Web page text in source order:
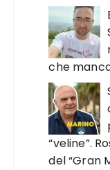
che
“veline”.
del “Gran